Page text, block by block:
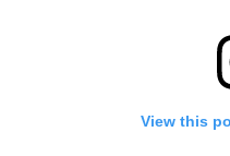
View this